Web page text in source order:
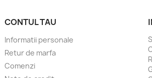
CONTUL TAU
Informatii personale
Retur de marfa
Comenzi